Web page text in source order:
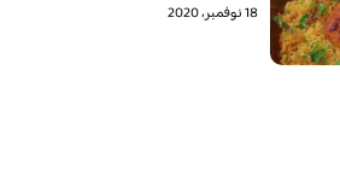
18 نوفمبر، 2020